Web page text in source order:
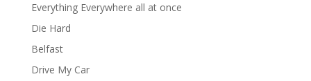
Everything Everywhere all at once
Die Hard
Belfast
Drive My Car